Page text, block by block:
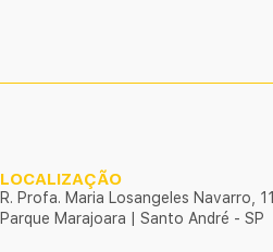
LOCALIZAÇÃO
R. Profa. Maria Losangeles Navarro, 11
Parque Marajoara | Santo André - SP